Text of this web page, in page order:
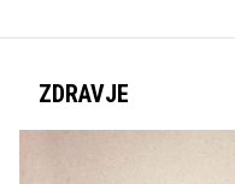
ZDRAVJE